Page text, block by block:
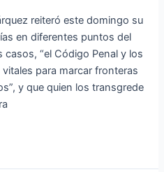
reiteró este domingo su
en diferentes puntos del
“el Código Penal y los
para marcar fronteras
y que quien los transgrede